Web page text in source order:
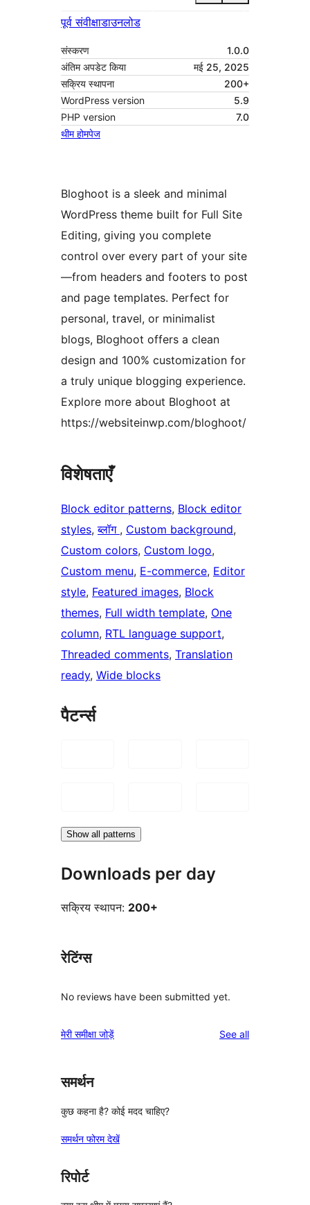
पूर्व संवीक्षाडाउनलोड
संस्करण
1.0.0
अंतिम अपडेट किया
मई 25, 2025
सक्रिय स्थापना
200+
WordPress version
5.9
PHP version
7.0
थीम होमपेज
Bloghoot is a sleek and minimal
WordPress theme built for Full Site
Editing, giving you complete
control over every part of your site
—from headers and footers to post
and page templates. Perfect for
personal, travel, or minimalist
blogs, Bloghoot offers a clean
design and 100% customization for
a truly unique blogging experience.
Explore more about Bloghoot at
https://websiteinwp.com/bloghoot/
विशेषताएँ
Block editor patterns, Block editor
styles, ब्लॉग , Custom background
Custom colors, Custom logo
Custom menu, E-commerce, Editor
style, Featured images, Block
themes, Full width template, One
column, RTL language support
Threaded comments, Translation
ready, Wide blocks
पैटर्न्स
Show all patterns
Downloads per day
सक्रिय स्थापन: 200+
रेटिंग्स
No reviews have been submitted yet.
मेरी समीक्षा जोड़ें See allreviews
समर्थन
कुछ कहना है? कोई मदद चाहिए?
समर्थन फोरम देखें
रिपोर्ट